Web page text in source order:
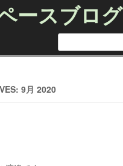
ースブログ
検索:
9月 2020